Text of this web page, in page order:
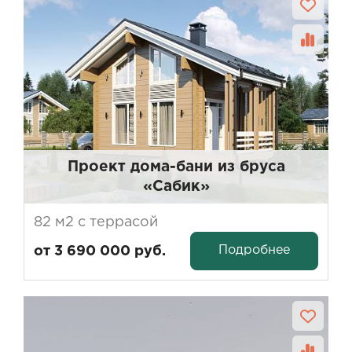
Проект дома-бани из бруса
«Сабик»
Фундамент ЖБ сваи - 3 метра.
Кровля металлочерепица.
КЛБ - 160/185 мм.
ОЦБ - 220 мм
82 м2 с террасой
от 3 690 000 руб. Подробнее